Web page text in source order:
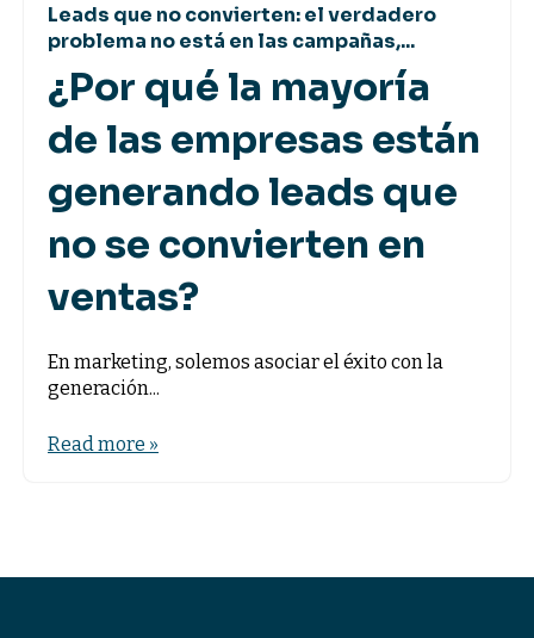
Leads que no convierten: el verdadero
problema no está en las campañas,...
¿Por qué la mayoría
de las empresas están
generando leads que
no se convierten en
ventas?
En marketing, solemos asociar el éxito con la
generación...
Read more »